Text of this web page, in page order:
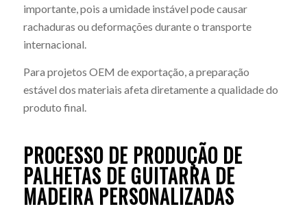
importante, pois a umidade instável pode causar
rachaduras ou deformações durante o transporte
internacional.
Para projetos OEM de exportação, a preparação
estável dos materiais afeta diretamente a qualidade do
produto final.
PROCESSO DE PRODUÇÃO DE
PALHETAS DE GUITARRA DE
MADEIRA PERSONALIZADAS